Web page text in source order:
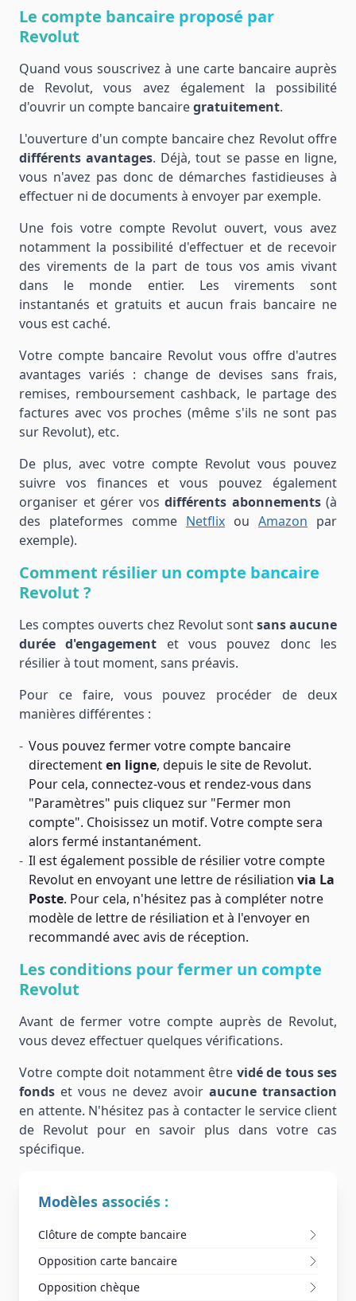
Le compte bancaire proposé par
Revolut
Quand vous souscrivez à une carte bancaire auprès
de Revolut, vous avez également la possibilité
d'ouvrir un compte bancairegratuitement.
L'ouverture d'un compte bancaire chez Revolut offre
différents avantages. Déjà, tout se passe en ligne,
vous n'avez pas donc de démarches fastidieuses à
effectuer ni de documents à envoyer par exemple.
Une fois votre compte Revolut ouvert, vous avez
notamment la possibilité d'effectuer et de recevoir
des virements de la part de tous vos amis vivant
dans le monde entier. Les virements sont
instantanés et gratuits et aucun frais bancaire ne
vous est caché.
Votre compte bancaire Revolut vous offre d'autres
avantages variés : change de devises sans frais,
remises, remboursement cashback, le partage des
factures avec vos proches (même s'ils ne sont pas
sur Revolut), etc.
De plus, avec votre compte Revolut vous pouvez
suivre vos finances et vous pouvez également
organiser et gérer vos différents abonnements(à
des plateformes comme Netflix ou Amazon par
exemple).
Comment résilier un compte bancaire
Revolut ?
Les comptes ouverts chez Revolut sontsans aucune
durée d'engagement et vous pouvez donc les
résilier à tout moment, sans préavis.
Pour ce faire, vous pouvez procéder de deux
manières différentes :
Vous pouvez fermer votre compte bancaire
directementen ligne, depuis le site de Revolut.
Pour cela, connectez-vous et rendez-vous dans
"Paramètres" puis cliquez sur "Fermer mon
compte". Choisissez un motif. Votre compte sera
alors fermé instantanément.
Il est également possible de résilier votre compte
Revolut en envoyant une lettre de résiliation via La
Poste. Pour cela, n'hésitez pas à compléter notre
modèle de lettre de résiliation et à l'envoyer en
recommandé avec avis de réception.
Les conditions pour fermer un compte
Revolut
Avant de fermer votre compte auprès de Revolut,
vous devez effectuer quelques vérifications.
Votre compte doit notamment être vidé de tous ses
fonds et vous ne devez avoir aucune transaction
en attente. N'hésitez pas à contacter le service client
de Revolut pour en savoir plus dans votre cas
spécifique.
Modèles associés :
Clôture de compte bancaire
Opposition carte bancaire
Opposition chèque